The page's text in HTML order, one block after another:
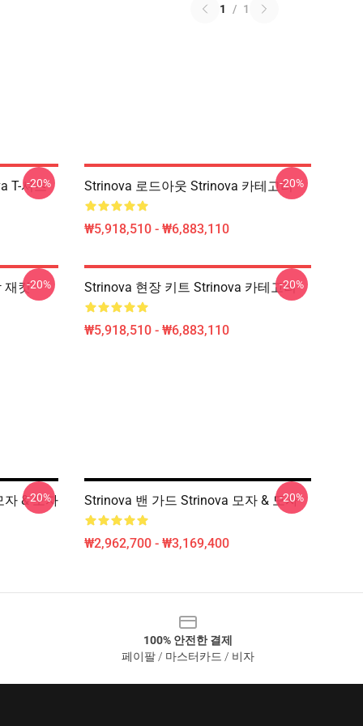
1 / 1
T-셔츠
-20% Strinova 로드아웃 Strinova 카테고리
₩5,918,510 - ₩6,883,110
-20%
재킷-20% Strinova 현장 키트 Strinova 카테고리
₩5,918,510 - ₩6,883,110
-20%
자 & 모자
-20% Strinova 밴 가드 Strinova 모자 & 모자
₩2,962,700 - ₩3,169,400
-20%
100% 안전한 결제
페이팔 / 마스터카드 / 비자